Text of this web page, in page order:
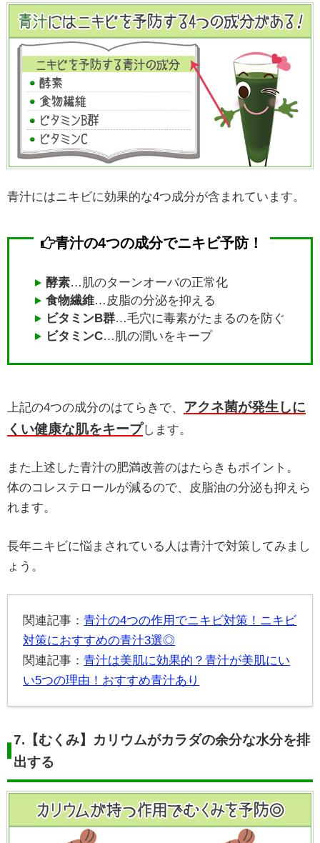
青汁にはニキビに効果的な4つ成分が含まれています。
青汁の4つの成分でニキビ予防！
酵素…肌のターンオーバの正常化
食物繊維…皮脂の分泌を抑える
ビタミンB群…毛穴に毒素がたまるのを防ぐ
ビタミンC…肌の潤いをキープ
上記の4つの成分のはてらきで、
アクネ菌が発生しに
くい健康な肌をキープします。
また上述した青汁の肥満改善のはたらきもポイント。
体のコレステロールが減るので、皮脂油の分泌も抑えら
れます。
長年ニキビに悩まされている人は青汁で対策してみまし
ょう。
関連記事：青汁の4つの作用でニキビ対策！ニキビ
対策におすすめの青汁3選◎
関連記事：青汁は美肌に効果的？青汁が美肌にい
い5つの理由！おすすめ青汁あり
7. 【むくみ】カリウムがカラダの余分な水分を排
出する